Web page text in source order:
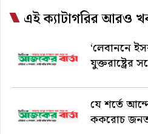
এই ক্যাটাগরির আরও
‘লেবাননে
যুক্তরাষ্ট্রের
যে শর্তে
ককরোচ জনতা